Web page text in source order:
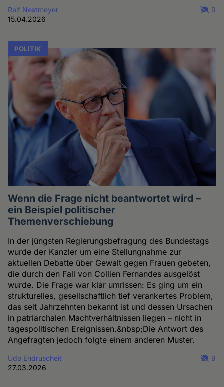
Ralf Nestmeyer
15.04.2026
9
POLITIK
Wenn die Frage nicht beantwortet wird –
ein Beispiel politischer
Themenverschiebung
In der jüngsten Regierungsbefragung des Bundestags
wurde der Kanzler um eine Stellungnahme zur
aktuellen Debatte über Gewalt gegen Frauen gebeten,
die durch den Fall von Collien Fernandes ausgelöst
wurde. Die Frage war klar umrissen: Es ging um ein
strukturelles, gesellschaftlich tief verankertes Problem,
das seit Jahrzehnten bekannt ist und dessen Ursachen
in patriarchalen Machtverhältnissen liegen – nicht in
tagespolitischen Ereignissen.&nbsp;Die Antwort des
Angefragten jedoch folgte einem anderen Muster.
Udo Endruscheit
27.03.2026
9